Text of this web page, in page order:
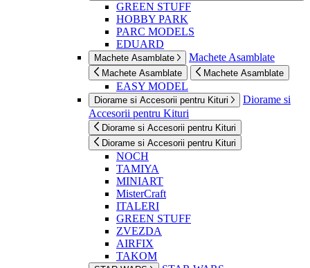
GREEN STUFF
HOBBY PARK
PARC MODELS
EDUARD
Machete Asamblate Machete Asamblate
Machete Asamblate Machete Asamblate
EASY MODEL
Diorame si Accesorii pentru Kituri
Diorame si
Accesorii pentru Kituri
Diorame si Accesorii pentru Kituri
Diorame si Accesorii pentru Kituri
NOCH
TAMIYA
MINIART
MisterCraft
ITALERI
GREEN STUFF
ZVEZDA
AIRFIX
TAKOM